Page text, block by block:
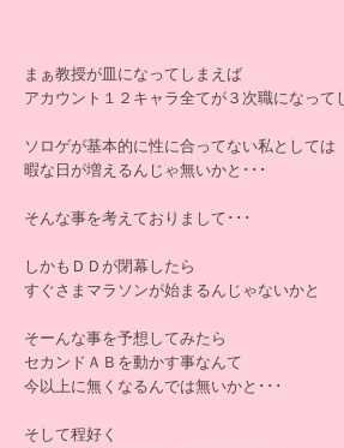
まぁ教授が皿になってしまえば
アカウント１２キャラ全てが３次職になって
ソロゲが基本的に性に合ってない私としては
暇な日が増えるんじゃ無いかと･･･
そんな事を考えておりまして･･･
しかもＤＤが閉幕したら
すぐさまマラソンが始まるんじゃないかと
そーんな事を予想してみたら
セカンドＡＢを動かす事なんて
今以上に無くなるんでは無いかと･･･
そして程好く